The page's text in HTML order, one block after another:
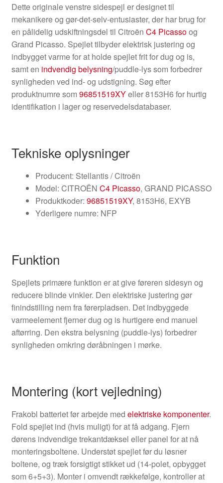
Dette originale venstre sidespejl er designet til
mekanikere og gør-det-selv-entusiaster, der har brug for
en pålidelig udskiftningsdel til Citroën C4 Picassoog
Grand Picasso. Spejlet tilbyder elektrisk justering og
indbygget varme for at holde spejlet frit for dug og is,
samt en indvendig belysning/puddle-lys som forbedrer
synligheden ved ind- og udstigning. Søg efter
produktnumre som 96851519XYeller 8153H6 for hurtig
identifikation i lager og reservedelsdatabaser.
Tekniske oplysninger
Producent: Stellantis / Citroën
Model: CITROËN C4 Picasso, GRAND PICASSO
Produktkoder: 96851519XY, 8153H6, EXYB
Yderligere numre: NFP
Funktion
Spejlets primære funktion er at give føreren sidesyn og
reducere blinde vinkler. Den elektriske justering gør
finindstilling nem fra førerpladsen. Det indbyggede
varmeelement fjerner dug og is hurtigere end manuel
aftørring. Den ekstra belysning (puddle-lys) forbedrer
synligheden omkring døråbningen i mørke.
Montering (kort vejledning)
Frakobl batteriet før arbejde med elektriske komponenter.
Fold spejlet ind (hvis muligt) for at få adgang. Fjern
dørens indvendige trekantdæksel eller panel for at nå
monteringsboltene. Understøt spejlet før du løsner
boltene, og træk forsigtigt stikket ud (14-polet, opbygget
som 6+5+3). Monter i omvendt rækkefølge, kontroller at